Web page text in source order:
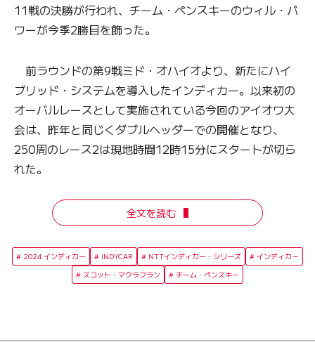
11戦の決勝が行われ、チーム・ペンスキーのウィル・パ
ワーが今季2勝目を飾った。
前ラウンドの第9戦ミド・オハイオより、新たにハイ
ブリッド・システムを導入したインディカー。以来初の
オーバルレースとして実施されている今回のアイオワ大
会は、昨年と同じくダブルヘッダーでの開催となり、
250周のレース2は現地時間12時15分にスタートが切ら
れた。
全文を読む
2024 インディカー INDYCAR NTTインディカー・シリーズ
インディカ－
スコット・マクラフラン
チーム・ペンスキー